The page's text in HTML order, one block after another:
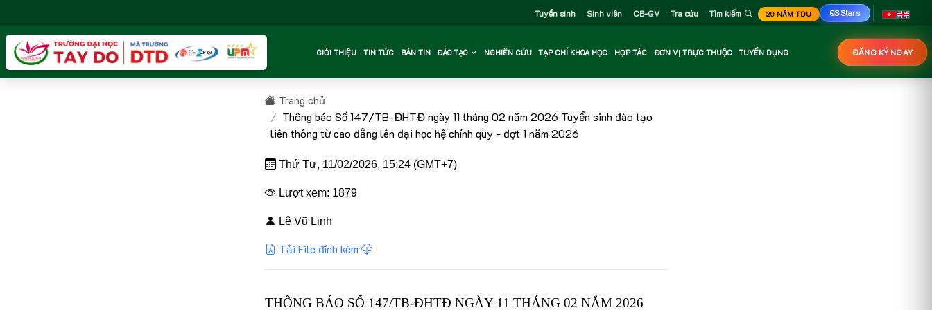
Tuyển sinh Sinh viên CB-GV Tra cứu Tìm kiếm 20 NĂM TDU QS Stars
GIỚI THIỆU TIN TỨC BẢN TIN ĐÀO TẠO NGHIÊN CỨU TẠP CHÍ KHOA HỌC HỢP TÁC ĐƠN VỊ TRỰC THUỘC TUYỂN DỤNG ĐĂNG KÝ NGAY
Trang chủ
Thông báo Số 147/TB-ĐHTĐ ngày 11 tháng 02 năm 2026 Tuyển sinh đào tạo
liên thông từ cao đẳng lên đại học hệ chính quy - đợt 1 năm 2026
Thứ Tư, 11/02/2026, 15:24 (GMT+7)
Lượt xem: 1879
Lê Vũ Linh
Tải File đính kèm
THÔNG BÁO SỐ 147/TB-ĐHTĐ NGÀY 11 THÁNG 02 NĂM 2026